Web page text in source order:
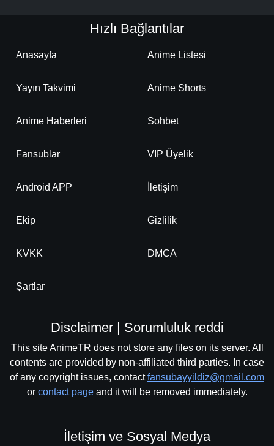
Hızlı Bağlantılar
Anasayfa Anime Listesi
Yayın Takvimi Anime Shorts
Anime Haberleri Sohbet
Fansublar VIP Üyelik
Android APP İletişim
Ekip Gizlilik
KVKK DMCA
Şartlar
Disclaimer | Sorumluluk reddi
This site AnimeTR does not store any files on its server. All
contents are provided by non-affiliated third parties. In case
of any copyright issues, contactfansubayyildiz@gmail.com
or contact pageand it will be removed immediately.
İletişim ve Sosyal Medya